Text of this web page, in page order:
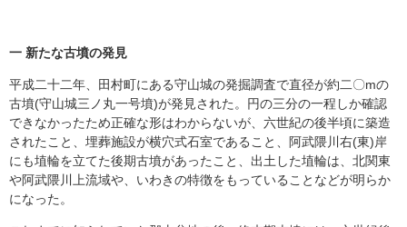
一 新たな古墳の発見
平成二十二年、田村町にある守山城の発掘調査で直径が約二〇mの
古墳(守山城三ノ丸一号墳)が発見された。円の三分の一程しか確認
できなかったため正確な形はわからないが、六世紀の後半頃に築造
されたこと、埋葬施設が横穴式石室であること、阿武隈川右(東)岸
にも埴輪を立てた後期古墳があったこと、出土した埴輪は、北関東
や阿武隈川上流域や、いわきの特徴をもっていることなどが明らか
になった。